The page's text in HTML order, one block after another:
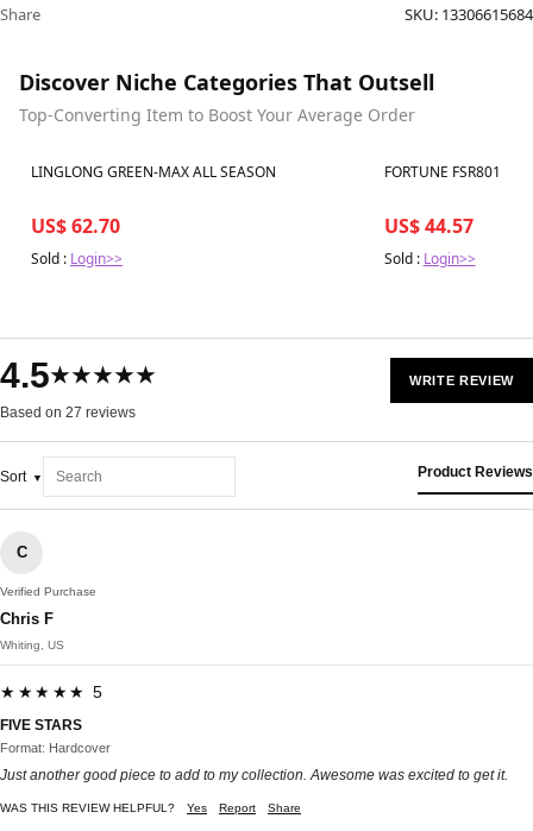
Share SKU: 13306615684
Discover Niche Categories That Outsell
Top-Converting Item to Boost Your Average Order
Best in 7 days
LINGLONG GREEN-MAX ALL SEASON
US$ 62.70
Sold : Login>>
Best in 7 days
FORTUNE FSR801
US$ 44.57
Sold : Login>>
4.5★★★★★
Based on 27 reviews
WRITE REVIEW
Sort Product Reviews
C
Verified Purchase
Chris F
Whiting, US
★★★★★ 5
FIVE STARS
Format: Hardcover
Just another good piece to add to my collection. Awesome was excited to get it.
WAS THIS REVIEW HELPFUL? Yes Report Share